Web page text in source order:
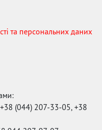
та персональних даних
(044) 207-33-05, +38